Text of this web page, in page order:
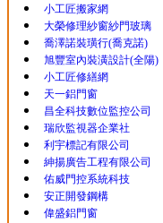
小工匠搬家網
大榮修理紗窗紗門玻璃
喬澤諾裝璜行(喬克諾)
旭豐室內裝潢設計(全陽)
小工匠修繕網
天一鋁門窗
昌全科技數位監控公司
瑞欣監視器企業社
利宇標記有限公司
紳揚廣告工程有限公司
佑威門控系統科技
安正開發鋼構
偉盛鋁門窗